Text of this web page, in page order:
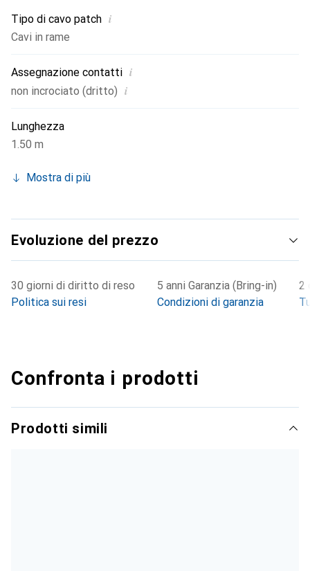
Tipo di cavo patch i
Cavi in rame
Assegnazione contatti i
non incrociato (dritto) i
Lunghezza
1.50 m
Mostra di più
Evoluzione del prezzo
30 giorni di diritto di reso
Politica sui resi
5 anni Garanzia (Bring-in)
Condizioni di garanzia
2
Confronta i prodotti
Prodotti simili